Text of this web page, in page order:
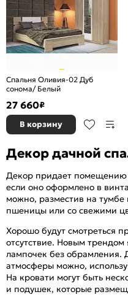
Спальня Оливия-02 Дуб
сонома/ Белый
27 660₽
В корзину
Декор дачной
Декор придает
если оно оформлено в
можно, разместив на тумбе
пшеницы или со свежими
Хорошо будут смотреться
отсутствие. Новым трендом
лампочек без обрамления.
атмосферы можно,
На кровати могут быть
и подушек, которые